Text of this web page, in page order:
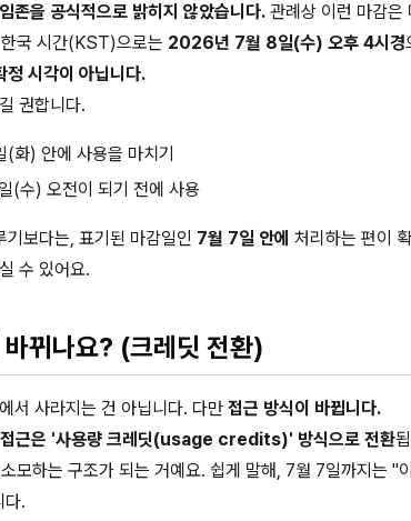
을 공식적으로 밝히지 않았습니다. 관례상 이런 마감
국 시간(KST)으로는 2026년 7월 8일(수) 오후 4시경
정 시각이 아닙니다.
권합니다.
) 안에 사용을 마치기
수) 오전이 되기 전에 사용
보다는, 표기된 마감일인 7월 7일 안에 처리하는 편이
수 있어요.
뀌나요? (크레딧 전환)
서 사라지는 건 아닙니다. 다만 접근 방식이 바뀝니다.
근은 '사용량 크레딧(usage credits)' 방식으로 전환
모하는 구조가 되는 거예요. 쉽게 말해, 7월 7일까지는 "
다.